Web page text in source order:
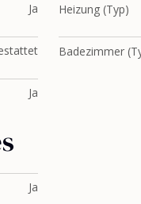
Ja Heizung (Typ)
Badezimmer
Ja
Ja